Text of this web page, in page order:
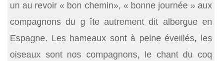
un au revoir « bon chemin», « bonne journée » aux
compagnons du g îte autrement dit albergue en
Espagne. Les hameaux sont à peine éveillés, les
oiseaux sont nos compagnons, le chant du coq